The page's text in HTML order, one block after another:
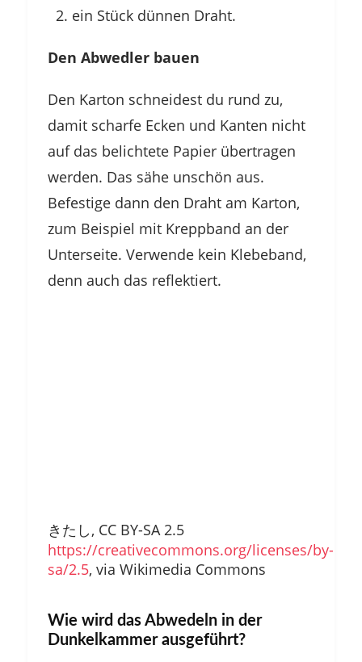
ein Stück dünnen Draht.
Den Abwedler bauen
Den Karton schneidest du rund zu,
damit scharfe Ecken und Kanten nicht
auf das belichtete Papier übertragen
werden. Das sähe unschön aus.
Befestige dann den Draht am Karton,
zum Beispiel mit Kreppband an der
Unterseite. Verwende kein Klebeband,
denn auch das reflektiert.
きたし, CC BY-SA 2.5
https://creativecommons.org/licenses/by-
sa/2.5, via Wikimedia Commons
Wie wird das Abwedeln in der
Dunkelkammer ausgeführt?